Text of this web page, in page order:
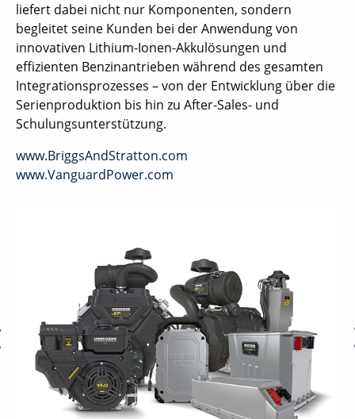
liefert dabei nicht nur Komponenten, sondern
begleitet seine Kunden bei der Anwendung von
innovativen Lithium-Ionen-Akkulösungen und
effizienten Benzinantrieben während des gesamten
Integrationsprozesses – von der Entwicklung über die
Serienproduktion bis hin zu After-Sales- und
Schulungsunterstützung.
www.BriggsAndStratton.com
www.VanguardPower.com